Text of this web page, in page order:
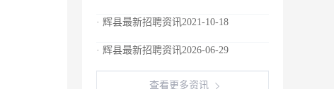
· 辉县最新招聘资讯2021-10-18
· 辉县最新招聘资讯2026-06-29
查看更多资讯